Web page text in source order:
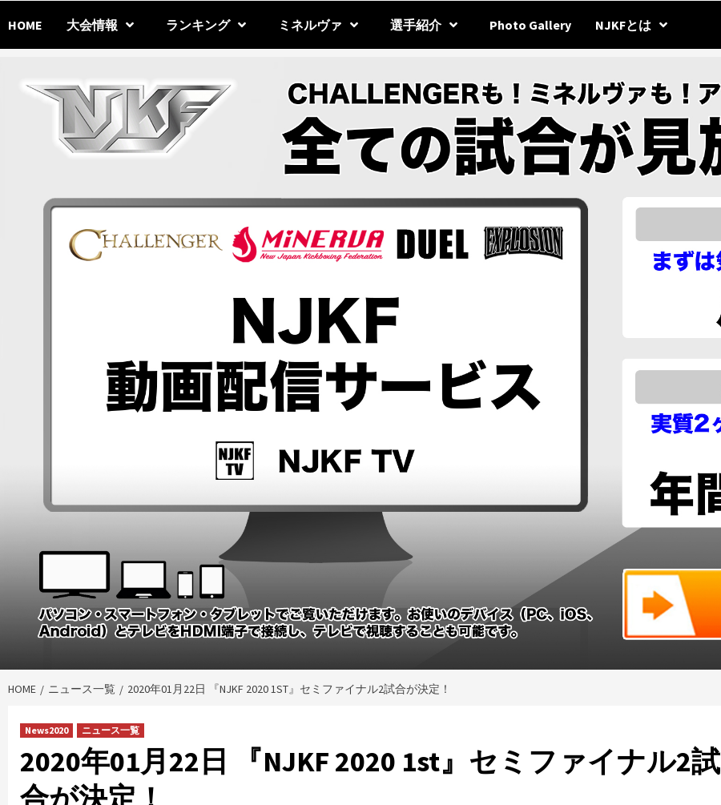
content
HOME 大会情報 ランキング ミネルヴァ 選手紹介 Photo Gallery NJKFとは
HOME ニュース一覧 2020年01月22日 『NJKF 2020 1ST』セミファイナル2試合が決定！
News2020 ニュース一覧
2020年01月22日 『NJKF 2020 1st』セミファイナル2試